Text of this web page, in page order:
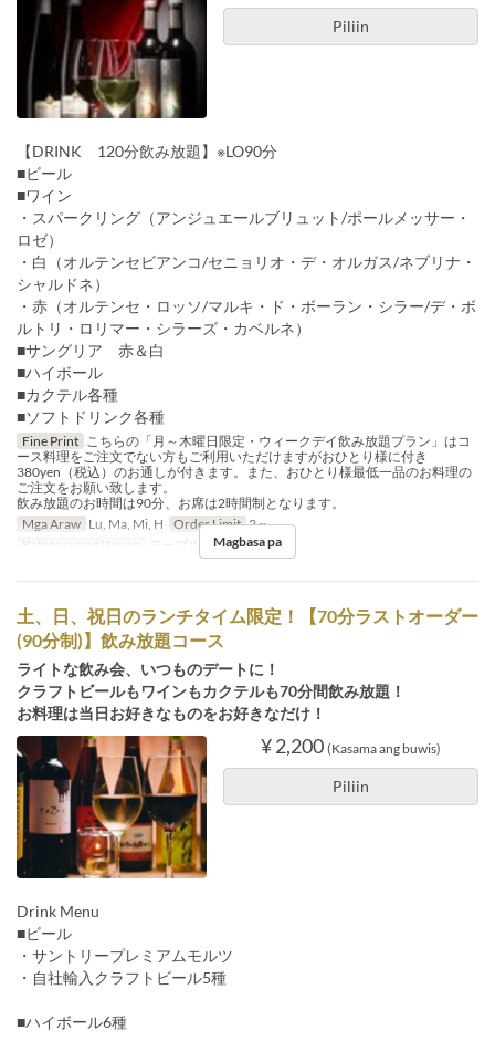
Piliin
【DRINK 120分飲み放題】※LO90分
■ビール
■ワイン
・スパークリング（アンジュエールブリュット/ポールメッサー・
ロゼ）
・白（オルテンセビアンコ/セニョリオ・デ・オルガス/ネブリナ・
シャルドネ）
・赤（オルテンセ・ロッソ/マルキ・ド・ボーラン・シラー/デ・ボ
ルトリ・ロリマー・シラーズ・カベルネ）
■サングリア 赤＆白
■ハイボール
■カクテル各種
■ソフトドリンク各種
Fine Print こちらの「月～木曜日限定・ウィークデイ飲み放題プラン」はコ
ース料理をご注文でない方もご利用いただけますがおひとり様に付き
380yen（税込）のお通しが付きます。また、おひとり様最低一品のお料理の
ご注文をお願い致します。
飲み放題のお時間は90分、お席は2時間制となります。
Mga Araw Lu, Ma, Mi, H Order Limit 2 ~
Kategorya ng Upuan
テーブル, カウンター
Magbasa pa
土、日、祝日のランチタイム限定！【70分ラストオーダー
(90分制)】飲み放題コース
ライトな飲み会、いつものデートに！
クラフトビールもワインもカクテルも70分間飲み放題！
お料理は当日お好きなものをお好きなだけ！
¥ 2,200 (Kasama ang buwis)
Piliin
Drink Menu
■ビール
・サントリープレミアムモルツ
・自社輸入クラフトビール5種
■ハイボール6種